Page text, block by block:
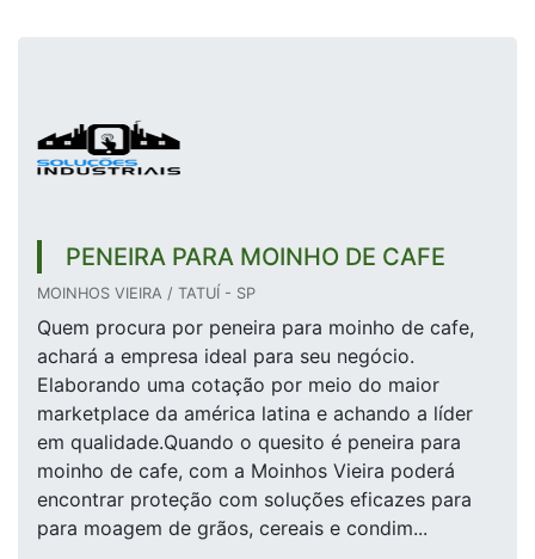
PENEIRA PARA MOINHO DE CAFE
MOINHOS VIEIRA / TATUÍ - SP
Quem procura por peneira para moinho de cafe,
achará a empresa ideal para seu negócio.
Elaborando uma cotação por meio do maior
marketplace da américa latina e achando a líder
em qualidade.Quando o quesito é peneira para
moinho de cafe, com a Moinhos Vieira poderá
encontrar proteção com soluções eficazes para
para moagem de grãos, cereais e condim...